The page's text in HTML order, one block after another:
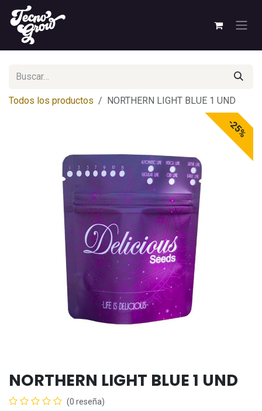
Ir al contenido
Todos los productos NORTHERN LIGHT BLUE 1 UND
-25%
NORTHERN LIGHT BLUE 1 UND
(0 reseña)